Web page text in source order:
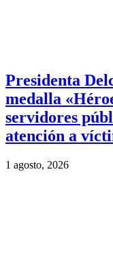
Presidenta
medalla
servidores
atención a
1 agosto, 2026